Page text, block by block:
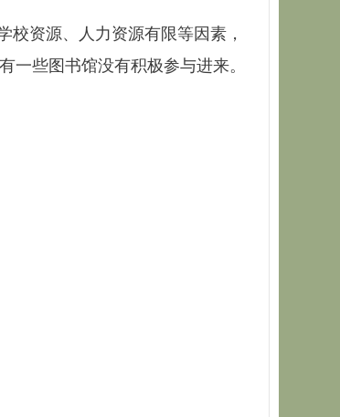
资源、人力资源有限等因素，
一些图书馆没有积极参与进来。